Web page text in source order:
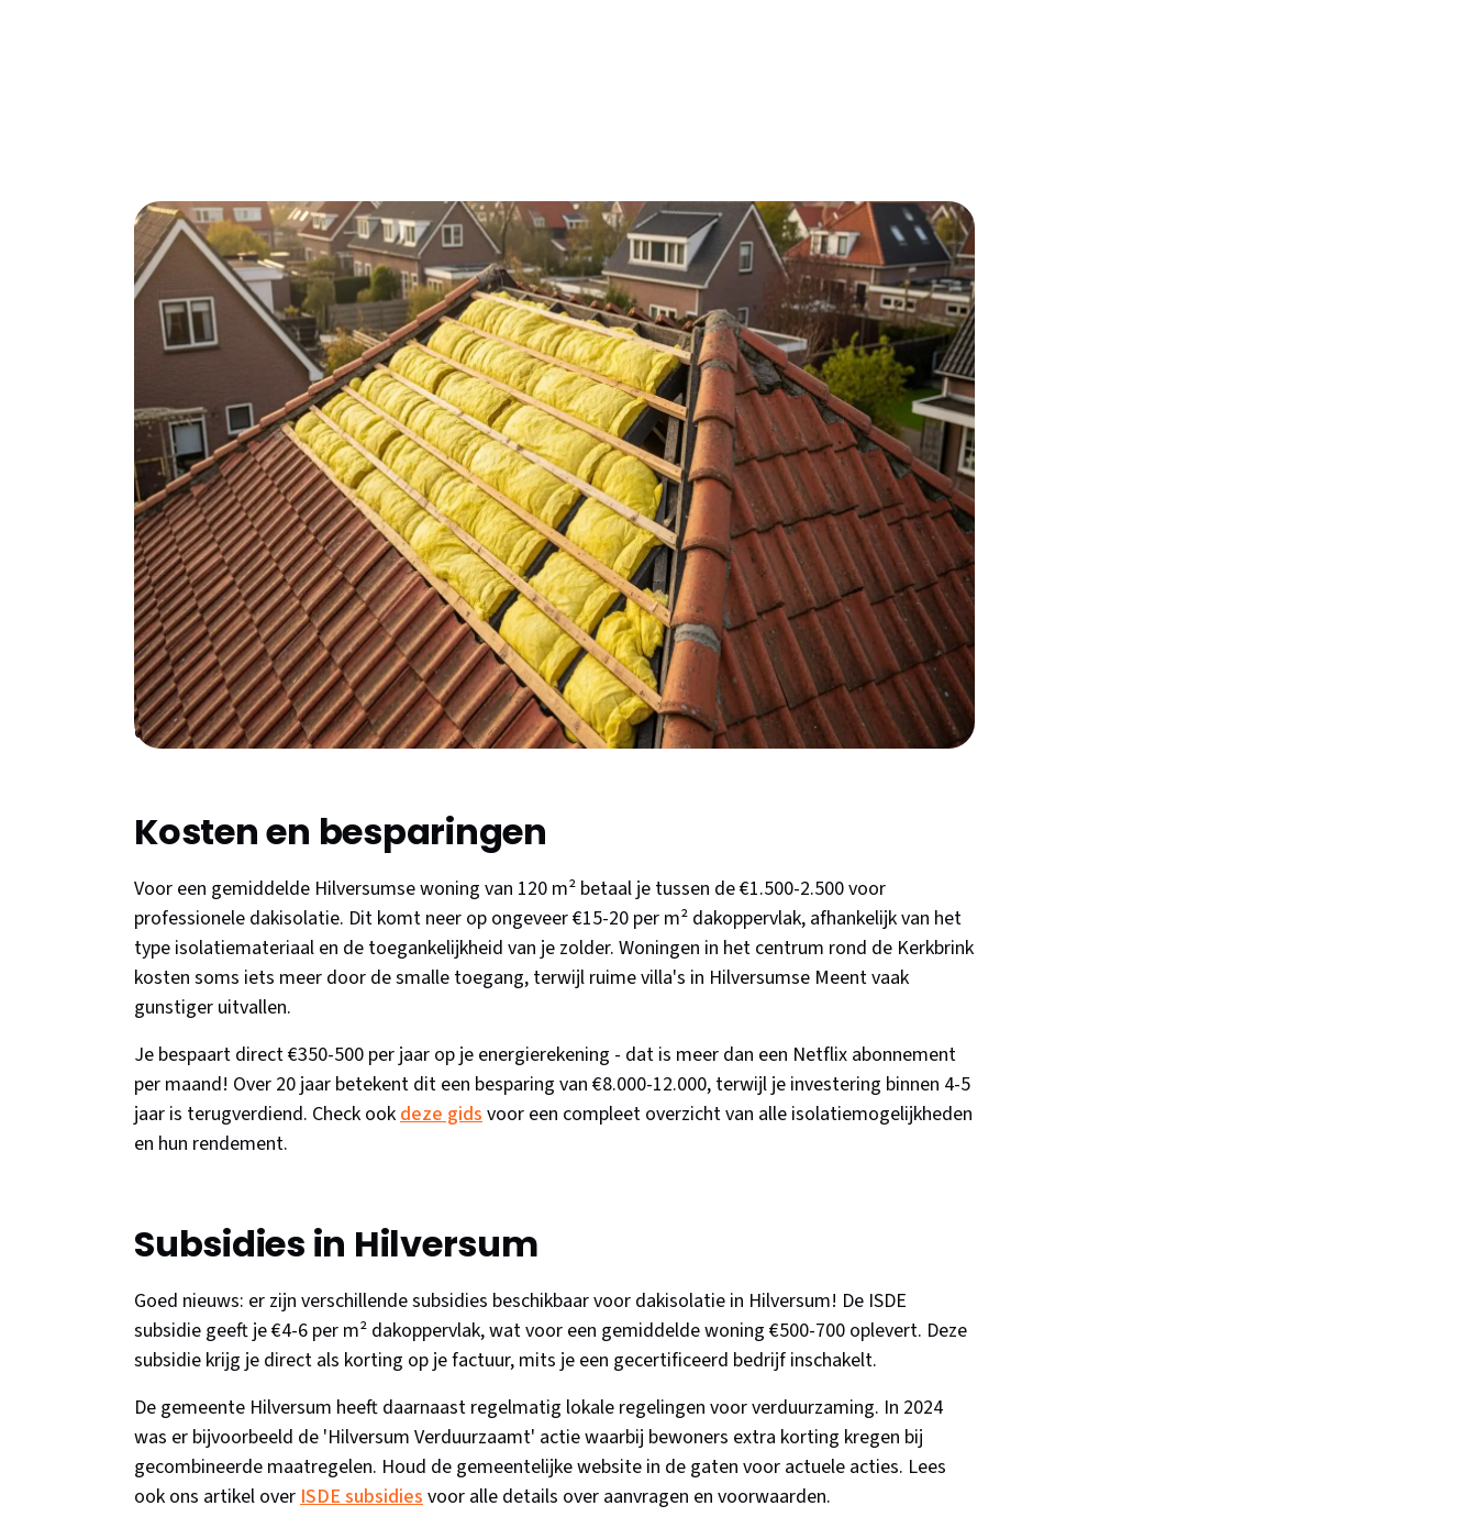
Dakisolatie in Hilversum kan je energierekening met 35-45% verlagen en is meestal binnen één
dag geklaard. Met ISDE subsidies pak je €500-700 korting mee, waardoor je investering van €1.500-
2.500 zich binnen 4-5 jaar terugverdient. Ideaal voor de vele jaren '30 woningen in wijken als
Hilversumse Meent en 't Gooi!
Waarom kiezen voor dakisolatie in Hilversum?
Woon je in een karakteristieke villa in de Trompenbergerbuurt of een jaren '30 woning aan de
Vreelandseweg? Dan heb je waarschijnlijk een prachtig huis met veel charme, maar ook een dak dat
warmte lekt als een mandje. Hilversum telt duizenden woningen uit de periode 1920-1960 die
oorspronelijk zonder dakisolatie zijn gebouwd. Het Noord-Hollandse klimaat met koude, vochtige
winters maakt dit extra kostbaar. Door de ligging tussen de bossen en het IJsselmeer hebben we hier
regelmatig wind en regen, waardoor slecht geïsoleerde daken je stookkosten flink opjagen. Met de
huidige gasprijzen van €1,45 per m³ betaal je al snel €400-600 per jaar teveel aan energie. Dakisolatie is
dan ook één van de slimste investeringen die je als Hilversummer kunt doen.
Kosten en besparingen
Voor een gemiddelde Hilversumse woning van 120 m² betaal je tussen de €1.500-2.500 voor
professionele dakisolatie. Dit komt neer op ongeveer €15-20 per m² dakoppervlak, afhankelijk van het
type isolatiemateriaal en de toegankelijkheid van je zolder. Woningen in het centrum rond de Kerkbrink
kosten soms iets meer door de smalle toegang, terwijl ruime villa's in Hilversumse Meent vaak
gunstiger uitvallen.
Je bespaart direct €350-500 per jaar op je energierekening - dat is meer dan een Netflix abonnement
per maand! Over 20 jaar betekent dit een besparing van €8.000-12.000, terwijl je investering binnen 4-5
jaar is terugverdiend. Check ookdeze gidsvoor een compleet overzicht van alle isolatiemogelijkheden
en hun rendement.
Subsidies in Hilversum
Goed nieuws: er zijn verschillende subsidies beschikbaar voor dakisolatie in Hilversum! De ISDE
subsidie geeft je €4-6 per m² dakoppervlak, wat voor een gemiddelde woning €500-700 oplevert. Deze
subsidie krijg je direct als korting op je factuur, mits je een gecertificeerd bedrijf inschakelt.
De gemeente Hilversum heeft daarnaast regelmatig lokale regelingen voor verduurzaming. In 2024
was er bijvoorbeeld de 'Hilversum Verduurzaamt' actie waarbij bewoners extra korting kregen bij
gecombineerde maatregelen. Houd de gemeentelijke website in de gaten voor actuele acties. Lees
ook ons artikel overISDE subsidiesvoor alle details over aanvragen en voorwaarden.